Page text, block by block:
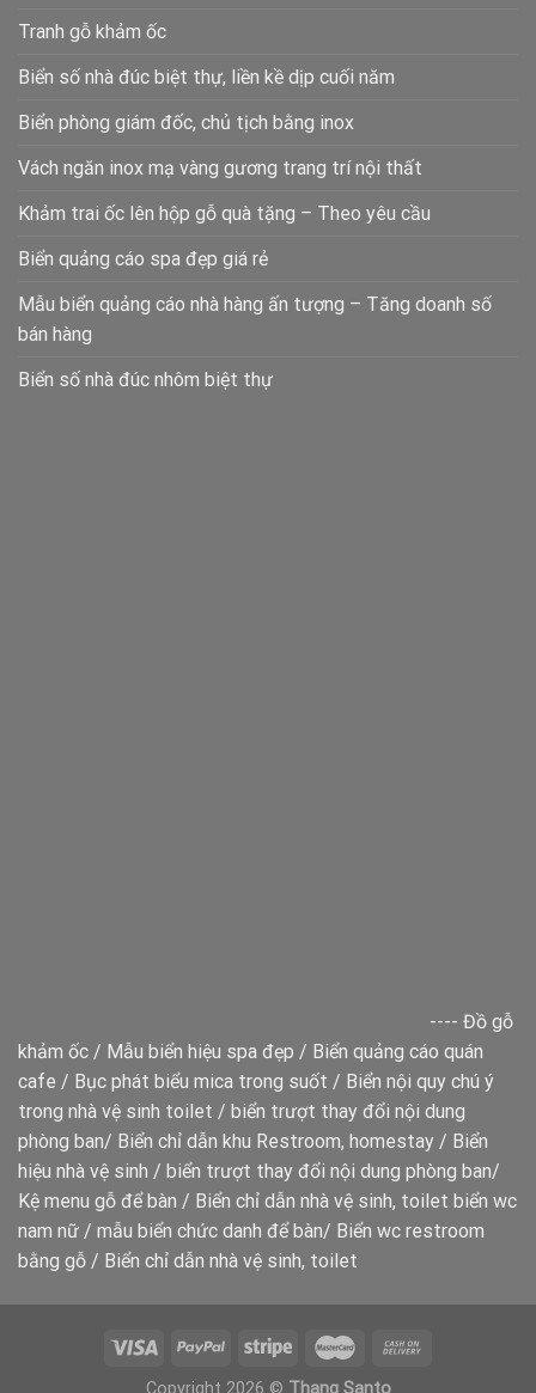
Tranh gỗ khảm ốc
Biển số nhà đúc biệt thự, liền kề dịp cuối năm
Biển phòng giám đốc, chủ tịch bằng inox
Vách ngăn inox mạ vàng gương trang trí nội thất
Khảm trai ốc lên hộp gỗ quà tặng – Theo yêu cầu
Biển quảng cáo spa đẹp giá rẻ
Mẫu biển quảng cáo nhà hàng ấn tượng – Tăng doanh số
bán hàng
Biển số nhà đúc nhôm biệt thự
---- Đồ gỗ
khảm ốc / Mẫu biển hiệu spa đẹp / Biển quảng cáo quán
cafe / Bục phát biểu mica trong suốt / Biển nội quy chú ý
trong nhà vệ sinh toilet / biển trượt thay đổi nội dung
phòng ban/ Biển chỉ dẫn khu Restroom, homestay / Biển
hiệu nhà vệ sinh / biển trượt thay đổi nội dung phòng ban/
Kệ menu gỗ để bàn / Biển chỉ dẫn nhà vệ sinh, toilet biển wc
nam nữ / mẫu biển chức danh để bàn/ Biển wc restroom
bằng gỗ / Biển chỉ dẫn nhà vệ sinh, toilet
Copyright 2026 © Thang Santo